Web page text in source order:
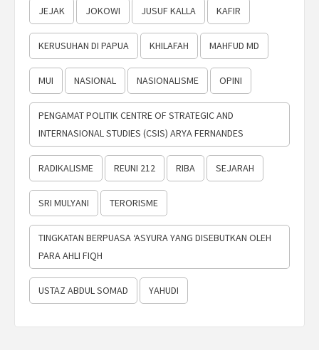
JEJAK JOKOWI JUSUF KALLA KAFIR
KERUSUHAN DI PAPUA KHILAFAH MAHFUD MD
MUI NASIONAL NASIONALISME OPINI
PENGAMAT POLITIK CENTRE OF STRATEGIC AND
INTERNASIONAL STUDIES (CSIS) ARYA FERNANDES
RADIKALISME REUNI 212 RIBA SEJARAH
SRI MULYANI TERORISME
TINGKATAN BERPUASA ‘ASYURA YANG DISEBUTKAN OLEH
PARA AHLI FIQH
USTAZ ABDUL SOMAD YAHUDI